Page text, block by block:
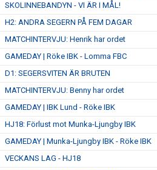
SKOLINNEBANDYN - VI ÄR I MÅL!
H2: ANDRA SEGERN PÅ FEM DAGAR
MATCHINTERVJU: Henrik har ordet
GAMEDAY | Röke IBK - Lomma FBC
D1: SEGERSVITEN ÄR BRUTEN
MATCHINTERVJU: Benny har ordet
GAMEDAY | IBK Lund - Röke IBK
HJ18: Förlust mot Munka-Ljungby IBK
GAMEDAY | Munka-Ljungby IBK - Röke IBK
VECKANS LAG - HJ18